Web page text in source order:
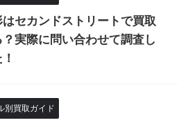
セカンドストリートで買取
実際に問い合わせて調査し
別買取ガイド